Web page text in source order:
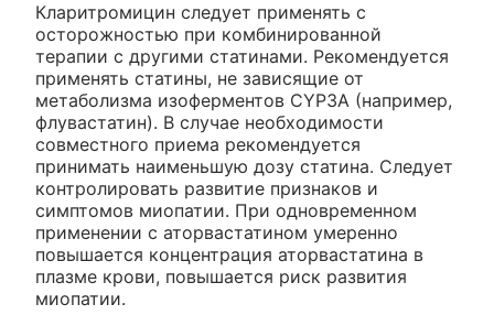
Кларитромицин следует применять с
осторожностью при комбинированной
терапии с другими статинами. Рекомендуется
применять статины, не зависящие от
метаболизма изоферментов CYP3A (например,
флувастатин). В случае необходимости
совместного приема рекомендуется
принимать наименьшую дозу статина. Следует
контролировать развитие признаков и
симптомов миопатии. При одновременном
применении с аторвастатином умеренно
повышается концентрация аторвастатина в
плазме крови, повышается риск развития
миопатии.